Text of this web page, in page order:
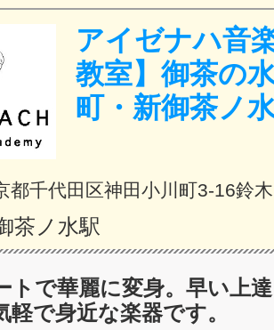
掲載のお問
サイトマッ
アイゼナハ音
教室】御茶の
町・新御茶ノ
都千代田区神田小川町3-16鈴
茶ノ水駅
トで華麗に変身。早い上
軽で身近な楽器です。